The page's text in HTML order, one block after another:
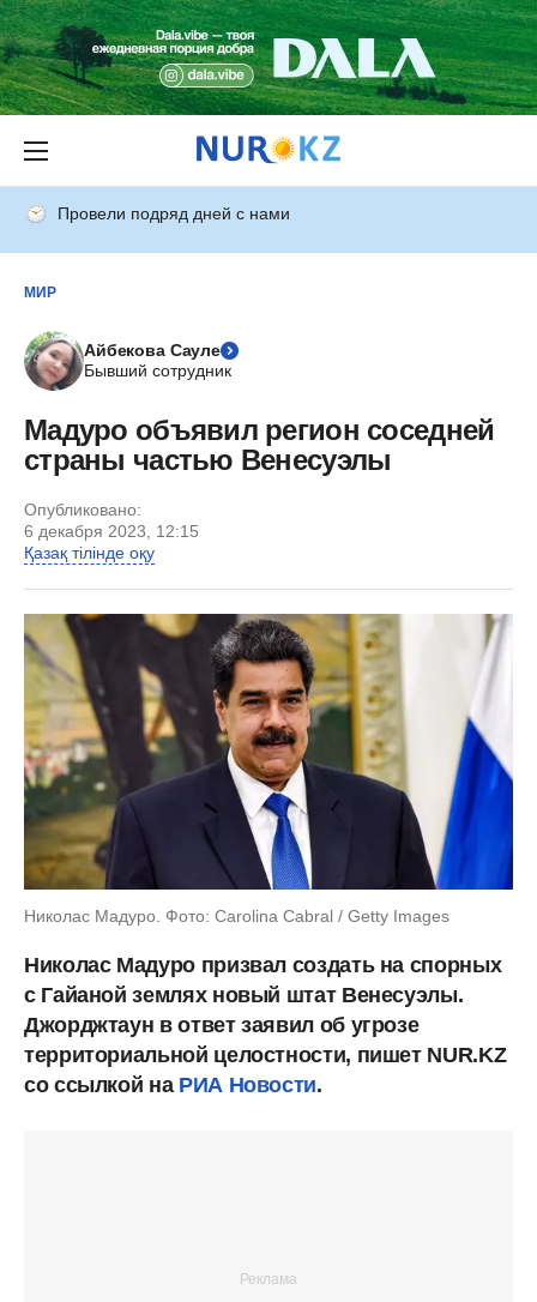
Провели подряд дней с нами
МИР
Айбекова Сауле
Бывший сотрудник
Мадуро объявил регион соседней
страны частью Венесуэлы
Опубликовано:
6 декабря 2023, 12:15
Қазақ тілінде оқу
Николас Мадуро. Фото: Carolina Cabral / Getty Images
Николас Мадуро призвал создать на спорных
с Гайаной землях новый штат Венесуэлы.
Джорджтаун в ответ заявил об угрозе
территориальной целостности, пишет NUR.KZ
со ссылкой на РИА Новости.